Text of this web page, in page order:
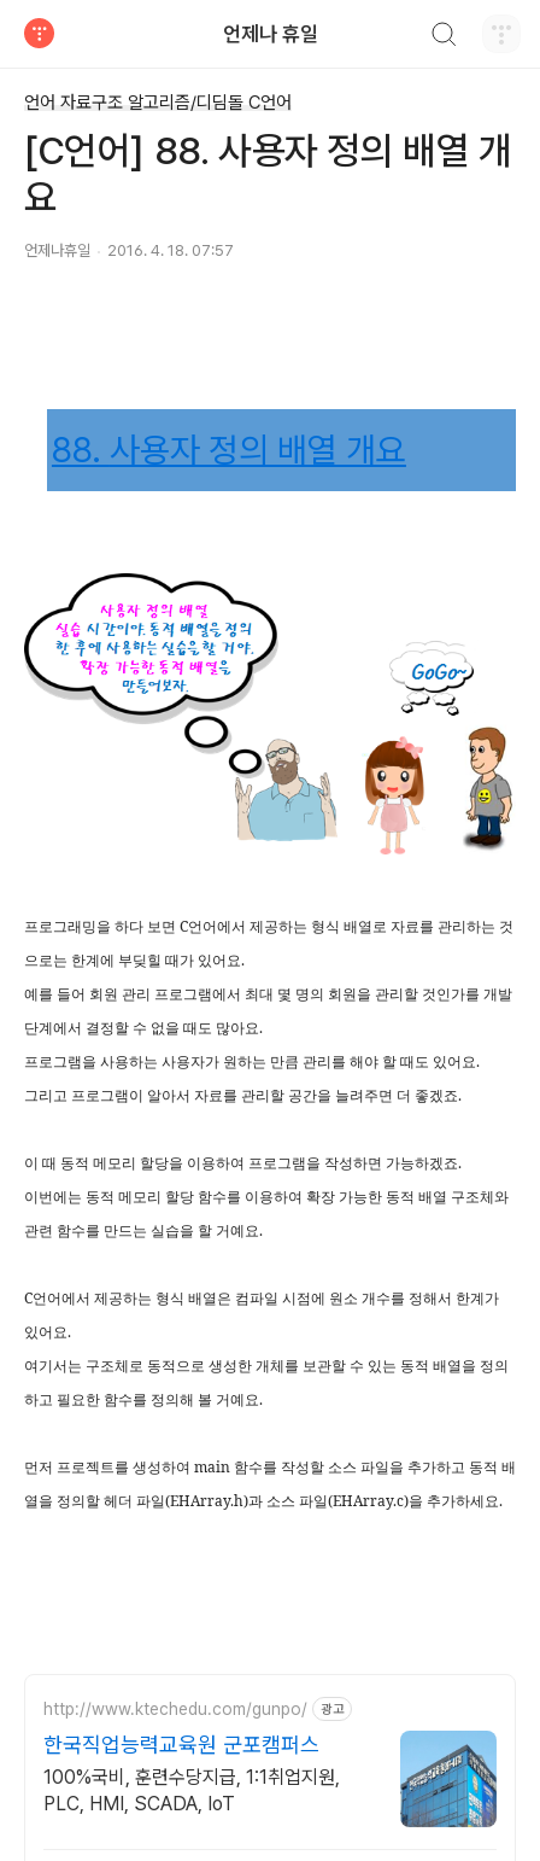
언제나 휴일
언어 자료구조 알고리즘/디딤돌 C언어
[C언어] 88. 사용자 정의 배열 개
요
언제나휴일 2016. 4. 18. 07:57
88. 사용자 정의 배열 개요
프로그래밍을 하다 보면 C언어에서 제공하는 형식 배열로 자료를 관리하는 것
으로는 한계에 부딪힐 때가 있어요.
예를 들어 회원 관리 프로그램에서 최대 몇 명의 회원을 관리할 것인가를 개발
단계에서 결정할 수 없을 때도 많아요.
프로그램을 사용하는 사용자가 원하는 만큼 관리를 해야 할 때도 있어요.
그리고 프로그램이 알아서 자료를 관리할 공간을 늘려주면 더 좋겠죠.
이 때 동적 메모리 할당을 이용하여 프로그램을 작성하면 가능하겠죠.
이번에는 동적 메모리 할당 함수를 이용하여 확장 가능한 동적 배열 구조체와
관련 함수를 만드는 실습을 할 거예요.
C언어에서 제공하는 형식 배열은 컴파일 시점에 원소 개수를 정해서 한계가
있어요.
여기서는 구조체로 동적으로 생성한 개체를 보관할 수 있는 동적 배열을 정의
하고 필요한 함수를 정의해 볼 거예요.
먼저 프로젝트를 생성하여 main 함수를 작성할 소스 파일을 추가하고 동적 배
열을 정의할 헤더 파일(EHArray.h)과 소스 파일(EHArray.c)을 추가하세요.
http://www.ktechedu.com/gunpo/ 광고
한국직업능력교육원 군포캠퍼스
100%국비, 훈련수당지급, 1:1취업지원,
PLC, HMI, SCADA, IoT